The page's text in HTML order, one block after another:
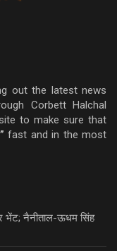
out the latest news
Corbett Halchal
to make sure that
fast and in the most
भेंट; नैनीताल-ऊधम सिंह